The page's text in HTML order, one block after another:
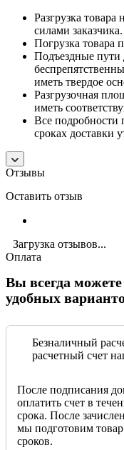
Разгрузка товара
силами заказчика.
Погрузка товара
Подъездные пути
иметь твердое
Разгрузочная
иметь
Все подробности
сроках доставки
Отзывы
Оставить отзыв
Загрузка отзывов...
Оплата
Вы всегда
удобных
Безналичный
расчетный счет
После подписания
оплатить счет в
срока. После
мы подготовим
сроков.